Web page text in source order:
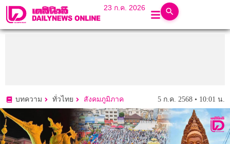
23 ก.ค. 2026
บทความ ทั่วไทย สังคมภูมิภาค 5 ก.ค. 2568 • 10:01 น.